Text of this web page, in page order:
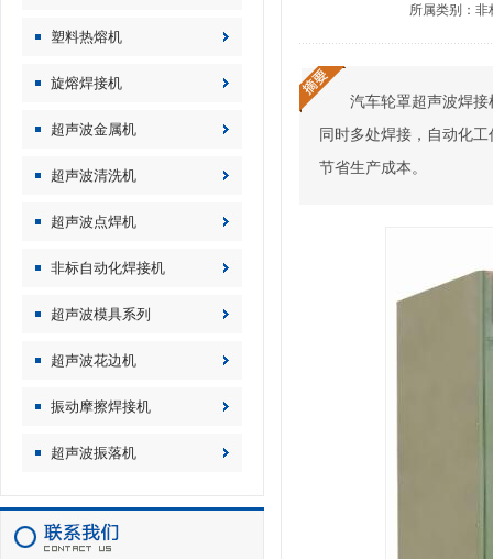
塑料热熔机
旋熔焊接机
超声波金属机
超声波清洗机
超声波点焊机
非标自动化焊接机
超声波模具系列
超声波花边机
振动摩擦焊接机
超声波振落机
所属类别： 非
汽车轮罩超声波焊
同时多处焊接，自动化
节省生产成本。